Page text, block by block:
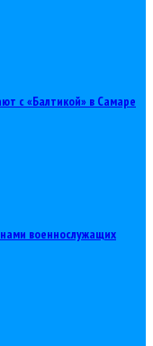
с «Балтикой» в Самаре
военнослужащих